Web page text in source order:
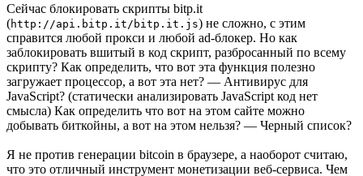
Сейчас блокировать скрипты bitp.it
(http: //api.bitp.it/bitp.it.js) не сложно, с этим
справится любой прокси и любой ad-блокер. Но как
заблокировать вшитый в код скрипт, разбросанный по всему
скрипту? Как определить, что вот эта функция полезно
загружает процессор, а вот эта нет? — Антивирус для
JavaScript? (статически анализировать JavaScript код нет
смысла) Как определить что вот на этом сайте можно
добывать биткойны, а вот на этом нельзя? — Черный список?
Я не против генерации bitcoin в браузере, а наоборот считаю,
что это отличный инструмент монетизации веб-сервиса. Чем